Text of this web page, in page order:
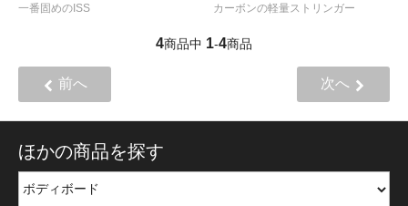
一番固めのISS カーボンの軽量ストリンガー
4商品中 1-4商品
前へ 次へ
ほかの商品を探す